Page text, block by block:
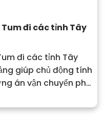
đi các tỉnh Tây
đi các tỉnh Tây
giúp chủ động tính
án vận chuyển phù